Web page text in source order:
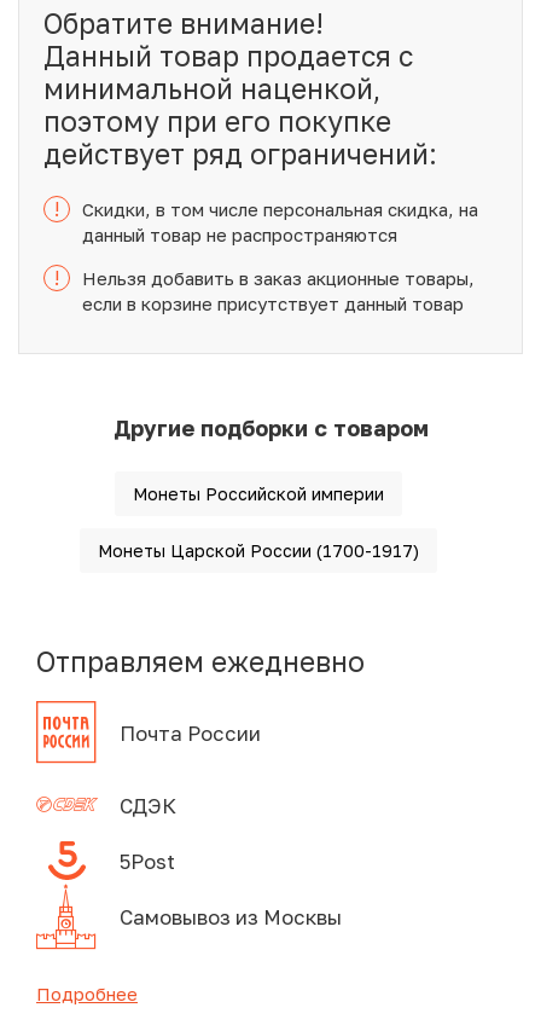
Обратите внимание!
Данный товар продается с
минимальной наценкой,
поэтому при его покупке
действует ряд ограничений:
!
Скидки, в том числе персональная скидка, на
данный товар не распространяются
!
Нельзя добавить в заказ акционные товары,
если в корзине присутствует данный товар
Другие подборки с товаром
Монеты Российской империи
Монеты Царской России (1700-1917)
Отправляем ежедневно
Почта России
СДЭК
5Post
Самовывоз из Москвы
Подробнее